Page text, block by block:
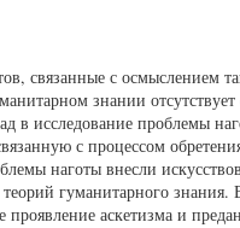
связанные с осмыслением
знании отсутствует
в исследование проблемы
с процессом
наготы внесли
гуманитарного знания.
проявление аскетизма и